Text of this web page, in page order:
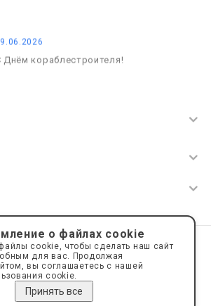
Днём кораблестроителя!
пространство АкваРос
sale@a-ros.ru
конфиденциальности
персональных данных
о файлах cookie
cookie, чтобы сделать наш сайт
для вас. Продолжая
вы соглашаетесь с нашей
cookie.
Принять все